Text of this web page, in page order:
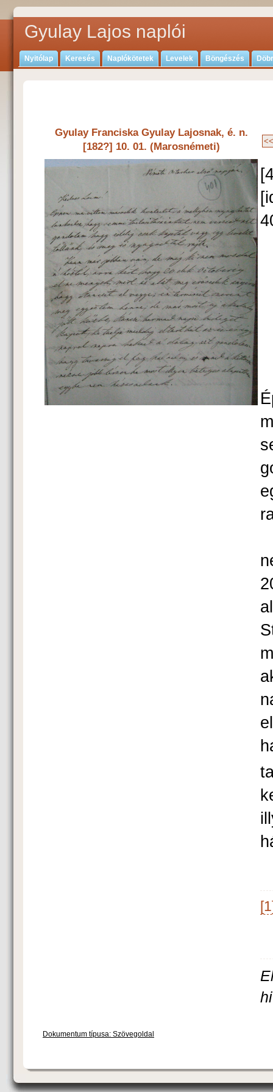
Gyulay Lajos naplói
Nyitólap Keresés Naplókötetek Levelek Böngészés
Gyulay Franciska Gyulay Lajosnak, é. n.
[182?] 10. 01. (Marosnémeti)
Dokumentum típusa: Szövegoldal